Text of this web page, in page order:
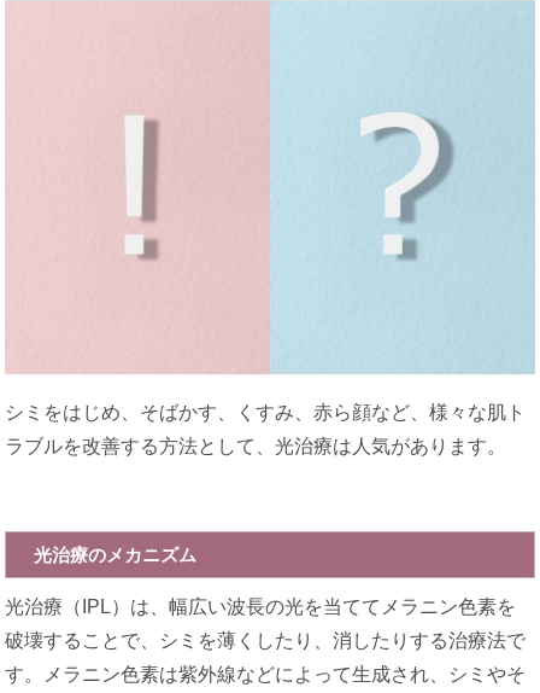
シミをはじめ、そばかす、くすみ、赤ら顔など、様々な肌ト
ラブルを改善する方法として、光治療は人気があります。
光治療のメカニズム
光治療（IPL）は、幅広い波長の光を当ててメラニン色素を
破壊することで、シミを薄くしたり、消したりする治療法で
す。メラニン色素は紫外線などによって生成され、シミやそ